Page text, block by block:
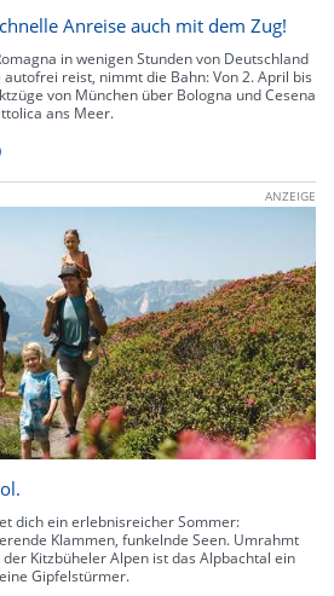
Anreise auch mit dem Zug!
in wenigen Stunden von Deutschland
reist, nimmt die Bahn: Von 2. April bis
von München über Bologna und Cesena
ans Meer.
ANZEIGE
dich ein erlebnisreicher Sommer:
Klammen, funkelnde Seen. Umrahmt
Kitzbüheler Alpen ist das Alpbachtal ein
Gipfelstürmer.